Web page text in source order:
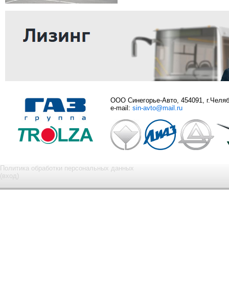
ООО Синегорье-Авто, 454091,
e-mail: sin-avto@mail.ru
Политика обработки персональных данных
(вход)